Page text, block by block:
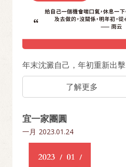
年末沈澱自己，年初重新出擊
了解更多
宜一家團圓
一月 2023.01.24